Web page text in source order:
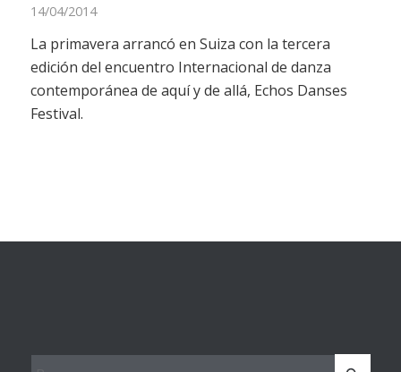
14/04/2014
La primavera arrancó en Suiza con la tercera
edición del encuentro Internacional de danza
contemporánea de aquí y de allá, Echos Danses
Festival.